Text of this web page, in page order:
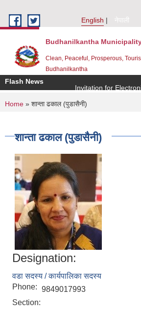
English
नेपाली
Budhanilkantha
Clean, Peaceful, Prosperous,
Budhanilkantha
Flash News
Invitation for Electronic
You are here
Home » शान्ता ढकाल (पुडासैनी)
शान्ता ढकाल (पुडासैनी)
Designation:
वडा सदस्य / कार्यपालिका सदस्य
Phone: 9849017993
Section: